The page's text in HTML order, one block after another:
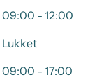
09:00 - 12:00
Lukket
09:00 - 17:00